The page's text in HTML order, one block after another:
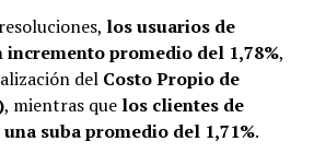
los usuarios de
incremento promedio del 1,78%,
del Costo Propio de
, mientras que los clientes de
suba promedio del 1,71%.